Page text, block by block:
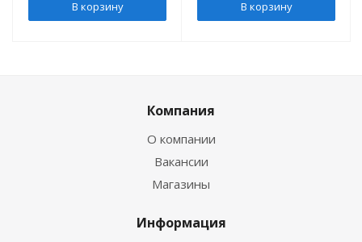
В корзину В корзину
Компания
О компании
Вакансии
Магазины
Информация